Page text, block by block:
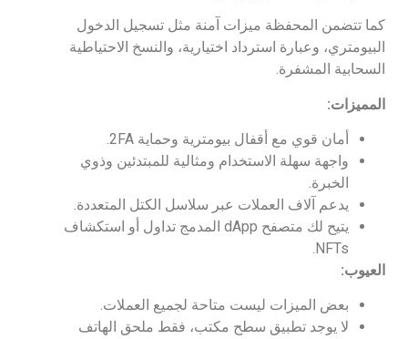
كما تتضمن المحفظة ميزات آمنة مثل تسجيل الدخول
البيومتري، وعبارة استرداد اختيارية، والنسخ الاحتياطية
السحابية المشفرة.
المميزات:
أمان قوي مع أقفال بيومترية وحماية 2FA.
واجهة سهلة الاستخدام ومثالية للمبتدئين وذوي
الخبرة.
يدعم آلاف العملات عبر سلاسل الكتل المتعددة.
يتيح لك متصفح dApp المدمج تداول أو استكشاف
NFTs.
العيوب:
بعض الميزات ليست متاحة لجميع العملات.
لا يوجد تطبيق سطح مكتب، فقط ملحق الهاتف